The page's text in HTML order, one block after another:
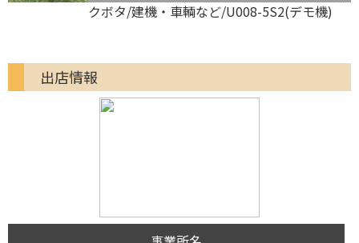
クボタ/建機・車輌など/U008-5S2(デモ機)
出店情報